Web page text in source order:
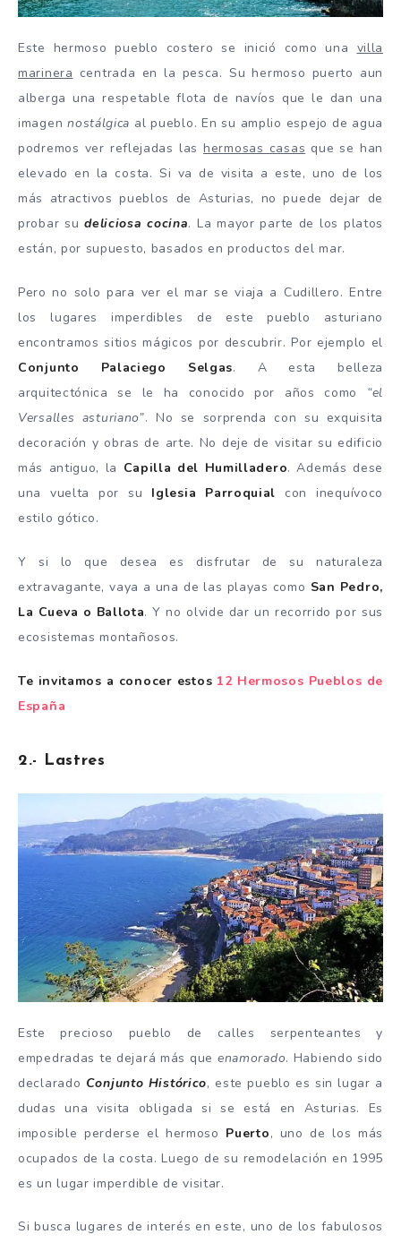
Este hermoso pueblo costero se inició como una villa
marinera centrada en la pesca. Su hermoso puerto aun
alberga una respetable flota de navíos que le dan una
imagennostálgica al pueblo. En su amplio espejo de agua
podremos ver reflejadas lashermosas casas que se han
elevado en la costa. Si va de visita a este, uno de los
más atractivos pueblos de Asturias, no puede dejar de
probar sudeliciosa cocina. La mayor parte de los platos
están, por supuesto, basados en productos del mar.
Pero no solo para ver el mar se viaja a Cudillero. Entre
los lugares imperdibles de este pueblo asturiano
encontramos sitios mágicos por descubrir. Por ejemplo el
Conjunto Palaciego Selgas. A esta belleza
arquitectónica se le ha conocido por años como “el
Versalles asturiano”. No se sorprenda con su exquisita
decoración y obras de arte. No deje de visitar su edificio
más antiguo, la Capilla del Humilladero. Además dese
una vuelta por su Iglesia Parroquial con inequívoco
estilo gótico.
Y si lo que desea es disfrutar de su naturaleza
extravagante, vaya a una de las playas como San Pedro,
La Cueva o Ballota. Y no olvide dar un recorrido por sus
ecosistemas montañosos.
Te invitamos a conocer estos 12 Hermosos Pueblos de
España
2.- Lastres
Este precioso pueblo de calles serpenteantes y
empedradas te dejará más que enamorado. Habiendo sido
declarado Conjunto Histórico, este pueblo es sin lugar a
dudas una visita obligada si se está en Asturias. Es
imposible perderse el hermoso Puerto, uno de los más
ocupados de la costa. Luego de su remodelación en 1995
es un lugar imperdible de visitar.
Si busca lugares de interés en este, uno de los fabulosos